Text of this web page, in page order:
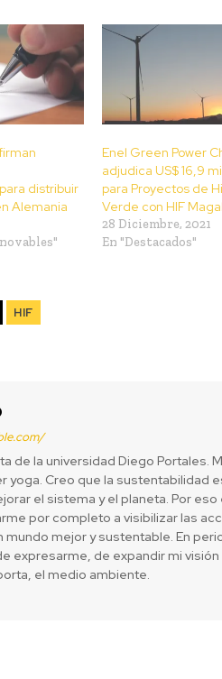
distribuir
Alemania
Enel Green Power
adjudica US$ 16,9
para Proyectos de
Verde con HIF
28 Diciembre, 2021
En "Destacados"
HIF
de la universidad Diego Portales.
yoga. Creo que la sustentabilidad
el sistema y el planeta. Por eso
por completo a visibilizar las
mundo mejor y sustentable. En
expresarme, de expandir mi
el medio ambiente.